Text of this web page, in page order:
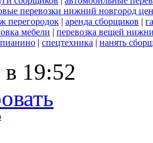
перевозки нижний новгород
перегородок | аренда сборщиков |
мебели | перевозка вещей
пианино | спецтехника | нанять
19:52